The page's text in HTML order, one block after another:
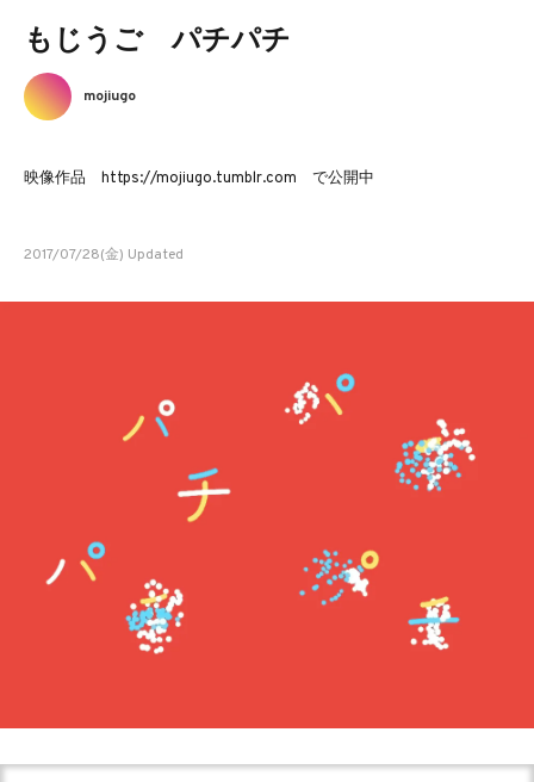
もじうご パチパチ
mojiugo
映像作品 https://mojiugo.tumblr.com で公開中
2017/07/28(金) Updated